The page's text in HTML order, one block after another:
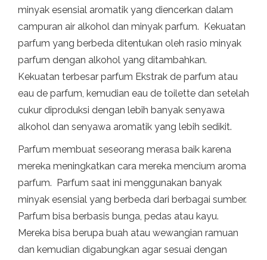
minyak esensial aromatik yang diencerkan dalam
campuran air alkohol dan minyak parfum. Kekuatan
parfum yang berbeda ditentukan oleh rasio minyak
parfum dengan alkohol yang ditambahkan.
Kekuatan terbesar parfum Ekstrak de parfum atau
eau de parfum, kemudian eau de toilette dan setelah
cukur diproduksi dengan lebih banyak senyawa
alkohol dan senyawa aromatik yang lebih sedikit.
Parfum membuat seseorang merasa baik karena
mereka meningkatkan cara mereka mencium aroma
parfum. Parfum saat ini menggunakan banyak
minyak esensial yang berbeda dari berbagai sumber.
Parfum bisa berbasis bunga, pedas atau kayu.
Mereka bisa berupa buah atau wewangian ramuan
dan kemudian digabungkan agar sesuai dengan